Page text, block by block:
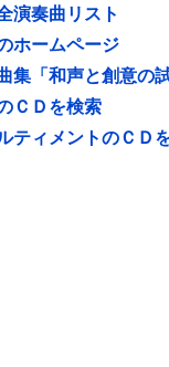
演奏曲リスト
ホームページ
集「和声と創意の
ＣＤを検索
ティメントのＣＤ